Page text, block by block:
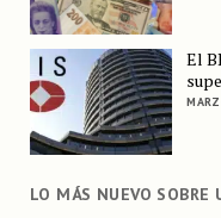
El
LO MÁS NUEVO SOBRE